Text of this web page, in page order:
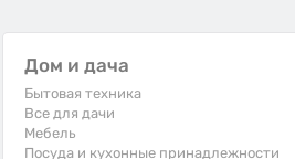
Дом и дача
Бытовая техника
Все для дачи
Мебель
Посуда и кухонные принадлежности